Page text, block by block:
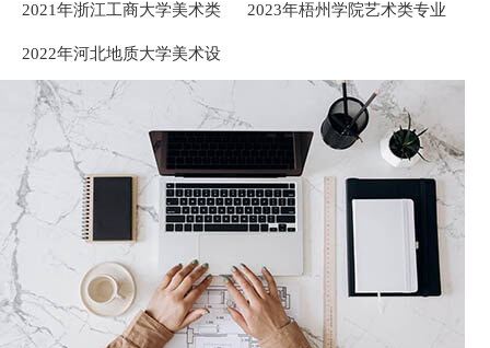
分数线
2021年浙江工商大学美术类
2023年梧州学院艺术类专业
2022年河北地质大学美术设
计类专业录取分数线